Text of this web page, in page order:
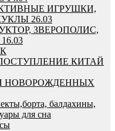
ИГРУШКИ,
26.03
ЗВЕРОПОЛИС,
КИТАЙ
НОВОРОЖДЕННЫХ
балдахины,
для сна